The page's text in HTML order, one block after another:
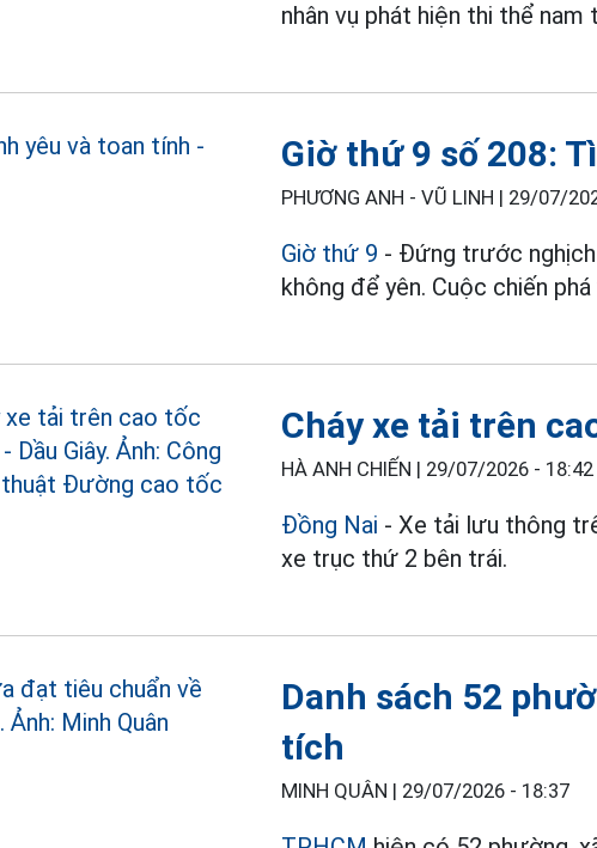
nhân vụ phát hiện thi thể
Giờ thứ 9 số 208:
PHƯƠNG ANH - VŨ LINH | 29/07/
Giờ thứ 9 - Đứng trước nghịch
không để yên. Cuộc chiến
Cháy xe tải trên
HÀ ANH CHIẾN | 29/07/2026 - 18:42
Đồng Nai - Xe tải lưu thông
xe trục thứ 2 bên trái.
Danh sách 52
tích
MINH QUÂN | 29/07/2026 - 18:37